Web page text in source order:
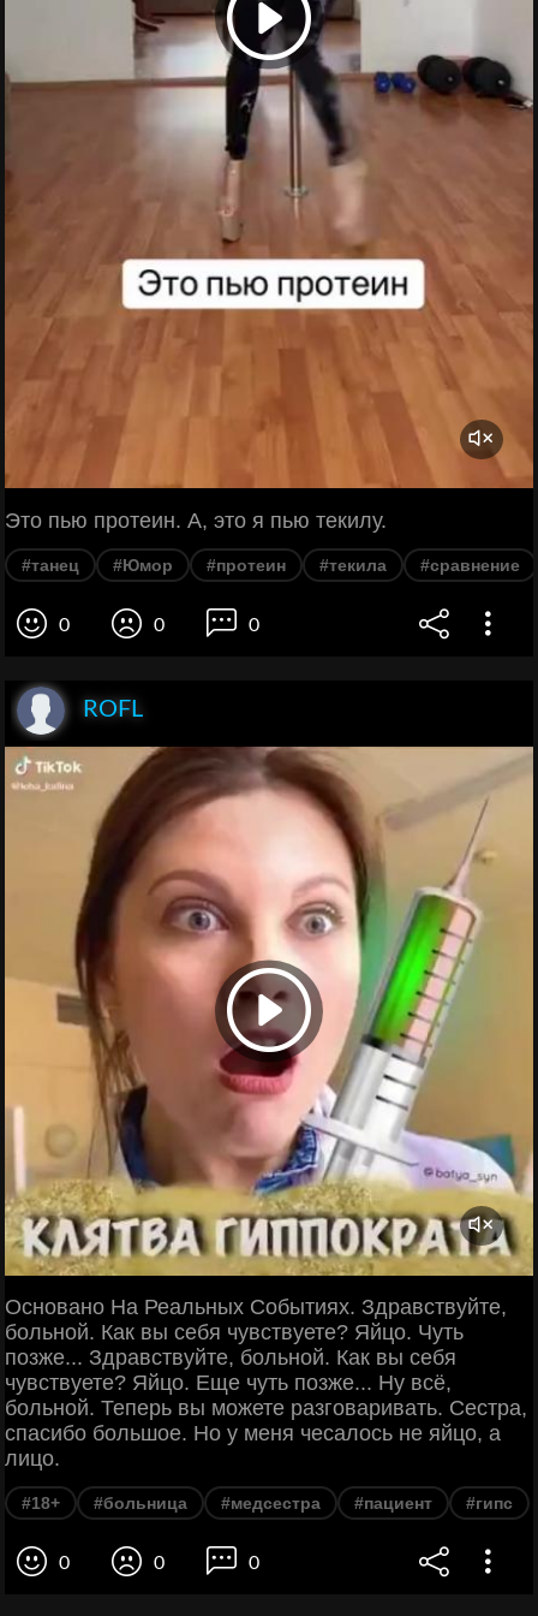
Это пью протеин. А, это я пью текилу.
#танец #Юмор #протеин #текила #сравнение
0 0 0
ROFL
Основано На Реальных Событиях. Здравствуйте,
больной. Как вы себя чувствуете? Яйцо. Чуть
позже... Здравствуйте, больной. Как вы себя
чувствуете? Яйцо. Еще чуть позже... Ну всё,
больной. Теперь вы можете разговаривать. Сестра,
спасибо большое. Но у меня чесалось не яйцо, а
лицо.
#18+ #больница #медсестра #пациент #гипс
0 0 0